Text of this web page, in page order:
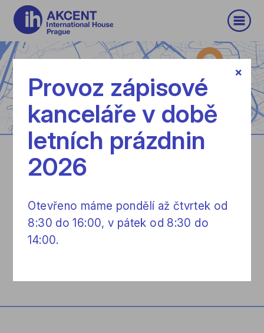
AKCENT
International House Prague s.r.o.
ID Number 48032778
TAX ID CZ48032778
×
Provoz zápisové
kanceláře v době
letních prázdnin
2026
Otevřeno máme pondělí až čtvrtek od
8:30 do 16:00, v pátek od 8:30 do
14:00.